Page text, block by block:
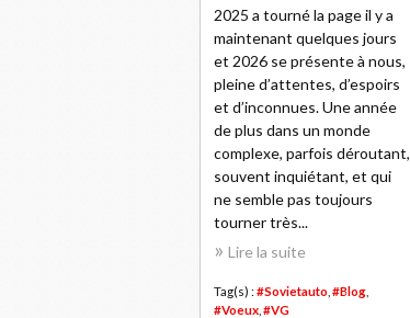
2025 a tourné la page il y a
maintenant quelques jours
et 2026 se présente à nous,
pleine d’attentes, d’espoirs
et d’inconnues. Une année
de plus dans un monde
complexe, parfois déroutant,
souvent inquiétant, et qui
ne semble pas toujours
tourner très...
Lire la suite
Tag(s) : #Sovietauto #Blog
#Voeux #VG